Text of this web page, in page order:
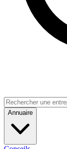
Annuaire